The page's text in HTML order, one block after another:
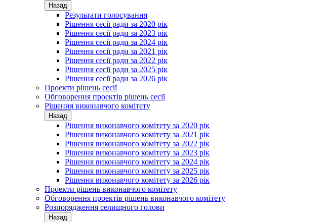
Назад
Результати голосування
Рішення сесії ради за 2020 рік
Рішення сесії ради за 2023 рік
Рішення сесії ради за 2024 рік
Рішення сесії ради за 2021 рік
Рішення сесії ради за 2022 рік
Рішення сесії ради за 2025 рік
Рішення сесії ради за 2026 рік
Проекти рішень сесії
Обговорення проектів рішень сесії
Рішення виконавчого комітету
Назад
Рішення виконавчого комітету за 2020 рік
Рішення виконавчого комітету за 2021 рік
Рішення виконавчого комітету за 2022 рік
Рішення виконавчого комітету за 2023 рік
Рішення виконавчого комітету за 2024 рік
Рішення виконавчого комітету за 2025 рік
Рішення виконавчого комітету за 2026 рік
Проекти рішень виконавчого комітету
Обговорення проектів рішень виконавчого комітету
Розпорядження селищного голови
Назад